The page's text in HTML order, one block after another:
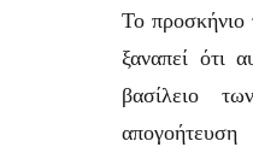
Το προσκήνιο
ξαναπεί ότι
βασίλειο